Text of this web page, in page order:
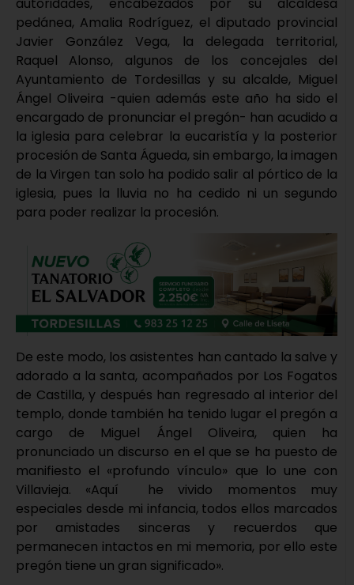
pedánea, Amalia Rodríguez, el diputado provincial
Javier González Vega, la delegada territorial,
Raquel Alonso, algunos de los concejales del
Ayuntamiento de Tordesillas y su alcalde, Miguel
Ángel Oliveira -quien además este año ha sido el
encargado de pronunciar el pregón- han acudido a
la iglesia para celebrar la eucaristía y la posterior
procesión de Santa Águeda, sin embargo, la imagen
de la Virgen tan solo ha podido salir al pórtico de la
iglesia, pues la lluvia no ha cedido ni un segundo
para poder realizar la procesión.
De este modo, los asistentes han cantado la salve y
adorado a la santa, acompañados por Los Fogatos
de Castilla, y después han regresado al interior del
templo, donde también ha tenido lugar el pregón a
cargo de Miguel Ángel Oliveira, quien ha
pronunciado un discurso en el que se ha puesto de
manifiesto el «profundo vínculo» que lo une con
Villavieja. «Aquí he vivido momentos muy
especiales desde mi infancia, todos ellos marcados
por amistades sinceras y recuerdos que
permanecen intactos en mi memoria, por ello este
pregón tiene un gran significado».